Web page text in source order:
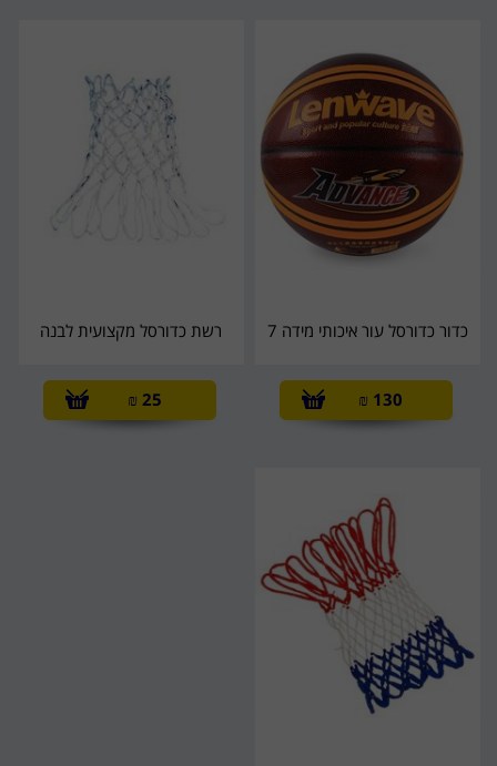
כדור כדורסל עור איכותי מידה 7
130
₪
רשת כדורסל מקצועית לבנה
25
₪